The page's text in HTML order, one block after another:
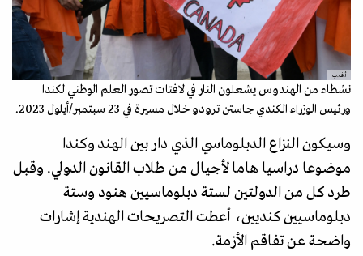
أ.ف.ب
نشطاء من الهندوس يشعلون النار في لافتات تصور العلم الوطني لكندا
ورئيس الوزراء الكندي جاستن ترودو خلال مسيرة في 23 سبتمبر/أيلول 2023.
وسيكون النزاع الدبلوماسي الذي دار بين الهند وكندا
موضوعا دراسيا هاما لأجيال من طلاب القانون الدولي. وقبل
طرد كل من الدولتين لستة دبلوماسيين هنود وستة
دبلوماسيين كنديين، أعطت التصريحات الهندية إشارات
واضحة عن تفاقم الأزمة.